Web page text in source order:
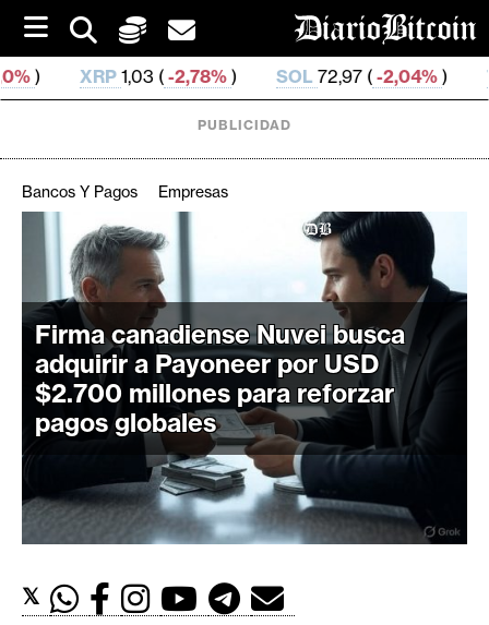
i
p
t
o
( -2,78%) SOL72,97 ( -2,04%) TRX0,326 637 (
C
r
i
p
t
o
M
e
c
a
d
PUBLICIDAD
Bancos Y Pagos Empresas
Firma canadiense Nuvei busca
adquirir a Payoneer por USD
$2.700 millones para reforzar
pagos globales
𝕏